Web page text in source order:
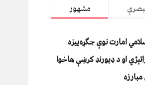
مشهور
امارت نوې جګړه‌ییزه
او د ډیورنډ کرښې هاخوا